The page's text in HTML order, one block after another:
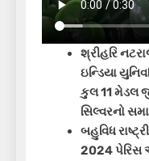
શ્રીહરિ
ઇન્ડિયા
કુલ 11 મેડલ
સિલ્વરનો
બહુવિધ
2024 પેરિસ